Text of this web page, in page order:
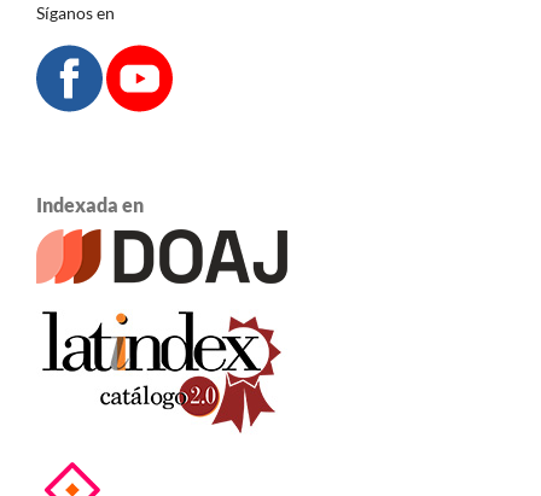
Síganos en
Indexada en